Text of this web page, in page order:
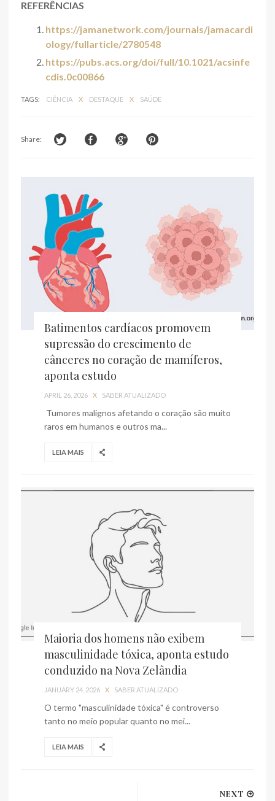
REFERÊNCIAS
https://jamanetwork.com/journals/jamacardi
ology/fullarticle/2780548
https://pubs.acs.org/doi/full/10.1021/acsinfe
cdis.0c00866
TAGS: CIÊNCIA X DESTAQUE X SAÚDE
Share:
Batimentos cardíacos promovem
supressão do crescimento de
cânceres no coração de mamíferos,
aponta estudo
APRIL 26, 2026 X SABER ATUALIZADO
Tumores malignos afetando o coração são muito
raros em humanos e outros ma...
LEIA MAIS
Maioria dos homens não exibem
masculinidade tóxica, aponta estudo
conduzido na Nova Zelândia
JANUARY 24, 2026 X SABER ATUALIZADO
O termo "masculinidade tóxica" é controverso
tanto no meio popular quanto no mei...
LEIA MAIS
NEXT